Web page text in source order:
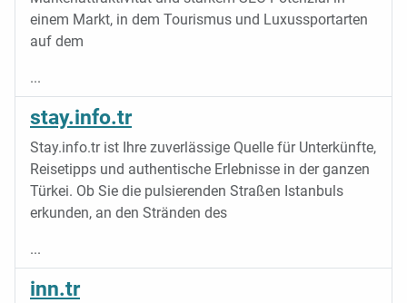
einem Markt, in dem Tourismus und Luxussportarten
auf dem
...
stay.info.tr
Stay.info.tr ist Ihre zuverlässige Quelle für Unterkünfte,
Reisetipps und authentische Erlebnisse in der ganzen
Türkei. Ob Sie die pulsierenden Straßen Istanbuls
erkunden, an den Stränden des
...
inn.tr